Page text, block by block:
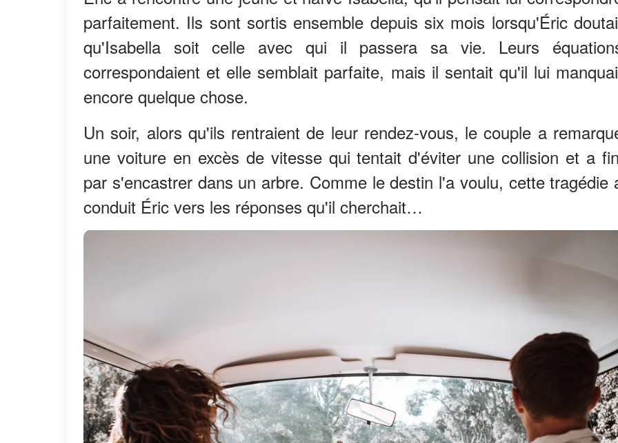
parfaitement. Ils sont sortis ensemble depuis six mois lorsqu'Éric
qu'Isabella soit celle avec qui il passera sa vie. Leurs
correspondaient et elle semblait parfaite, mais il sentait qu'il lui
encore quelque chose.
Un soir, alors qu'ils rentraient de leur rendez-vous, le couple a
une voiture en excès de vitesse qui tentait d'éviter une collision et a
par s'encastrer dans un arbre. Comme le destin l'a voulu, cette tragédie
conduit Éric vers les réponses qu'il cherchait…